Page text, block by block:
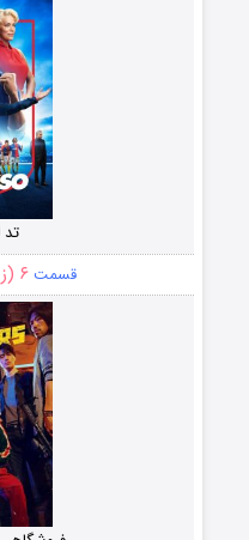
تد
قسمت ۶ (زیرنویس)